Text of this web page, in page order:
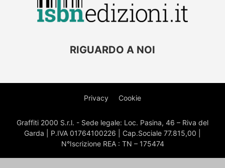
RIGUARDO A NOI
Privacy Cookie
Graffiti 2000 S.r.l. - Sede legale: Loc. Pasina, 46 – Riva del
Garda | P.IVA 01764100226 | Cap.Sociale 77.815,00 |
N°Iscrizione REA : TN – 175474